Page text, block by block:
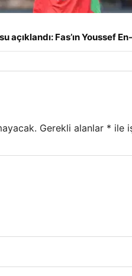
açıklandı: Fas’ın Youssef
Gerekli alanlar * ile